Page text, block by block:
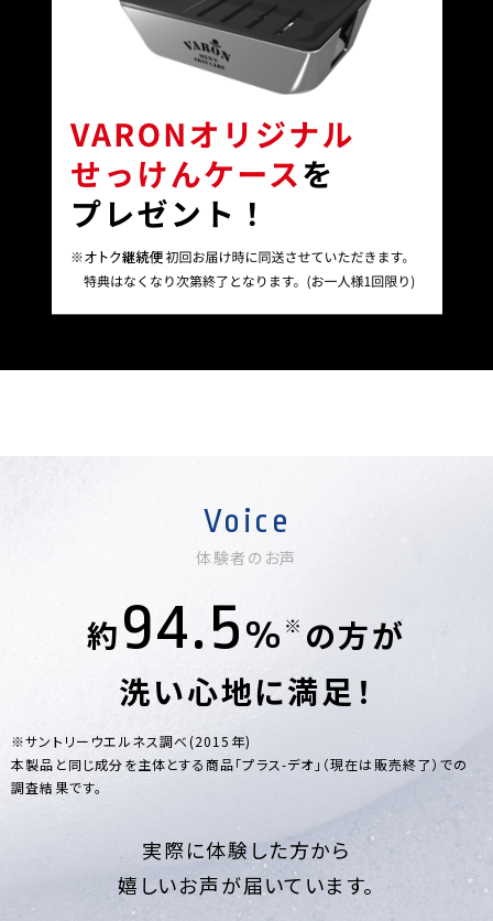
Voice
体験者のお声
約94.5% ※ の方が
洗い心地に満足！
※サントリーウエルネス調べ(2015年)
本製品と同じ成分を主体とする商品「プラス-デオ」（現在は販売終了）での
調査結果です。
実際に体験した方から
嬉しいお声が届いています。